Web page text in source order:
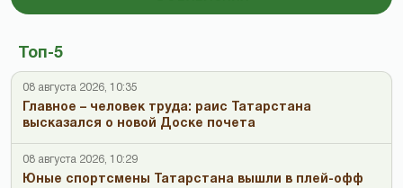
Топ-5
08 августа 2026, 10:35
Главное – человек труда: раис Татарстана
высказался о новой Доске почета
08 августа 2026, 10:29
Юные спортсмены Татарстана вышли в плей-офф